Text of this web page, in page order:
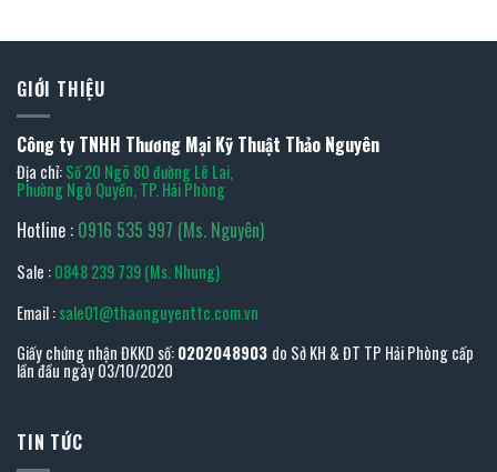
GIỚI THIỆU
Công ty TNHH Thương Mại Kỹ Thuật Thảo Nguyên
Địa chỉ:Số 20 Ngõ 80 đường Lê Lai,
Phường Ngô Quyền, TP. Hải Phòng
Hotline : 0916 535 997 (Ms. Nguyên)
Sale :0848 239 739 (Ms. Nhung)
Email :sale01@thaonguyenttc.com.vn
Giấy chứng nhận ĐKKD số:0202048903 do Sở KH & ĐT TP Hải Phòng cấp
lần đầu ngày 03/10/2020
TIN TỨC